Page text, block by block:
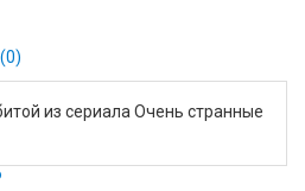
из сериала Очень странные